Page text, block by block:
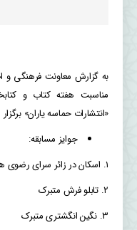
به گزارش معاونت فرهنگی و
مناسبت هفته کتاب و
«انتشارات حماسه یاران»
جوایز مسابقه:
۱. اسکان در زائر سرای رضوی همراه با خانواده
۲. تابلو فرش متبرک
۳. نگین انگشتری متبرک